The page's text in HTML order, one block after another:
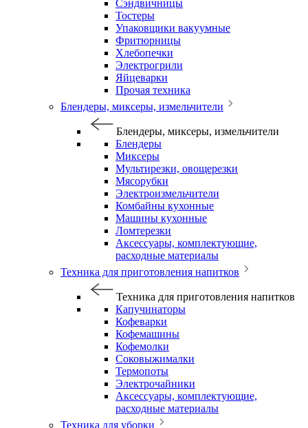
Сэндвичницы
Тостеры
Упаковщики вакуумные
Фритюрницы
Хлебопечки
Электрогрили
Яйцеварки
Прочая техника
Блендеры, миксеры, измельчители
Блендеры, миксеры, измельчители
Блендеры
Миксеры
Мультирезки, овощерезки
Мясорубки
Электроизмельчители
Комбайны кухонные
Машины кухонные
Ломтерезки
Аксессуары, комплектующие,
расходные материалы
Техника для приготовления напитков
Техника для приготовления напитков
Капучинаторы
Кофеварки
Кофемашины
Кофемолки
Соковыжималки
Термопоты
Электрочайники
Аксессуары, комплектующие,
расходные материалы
Техника для уборки